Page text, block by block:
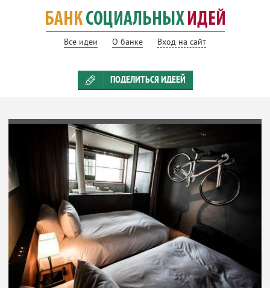
Все идеи О банке Вход на сайт
ПОДЕЛИТЬСЯ ИДЕЕЙ